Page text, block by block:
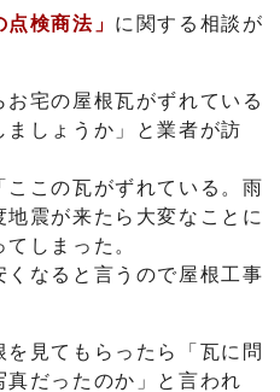
点検商法」 に関する相談が
お宅の屋根瓦がずれている
しょうか」と業者が訪
この瓦がずれている。雨
震が来たら大変なことに
しまった。
なると言うので屋根工事
見てもらったら「瓦に問
だったのか」と言われ